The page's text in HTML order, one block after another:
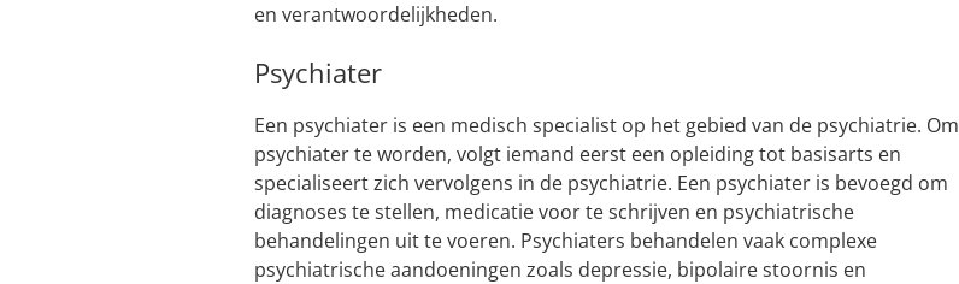
en verantwoordelijkheden.
Psychiater
Een psychiater is een medisch specialist op het gebied van de psychiatrie. Om
psychiater te worden, volgt iemand eerst een opleiding tot basisarts en
specialiseert zich vervolgens in de psychiatrie. Een psychiater is bevoegd om
diagnoses te stellen, medicatie voor te schrijven en psychiatrische
behandelingen uit te voeren. Psychiaters behandelen vaak complexe
psychiatrische aandoeningen zoals depressie, bipolaire stoornis en